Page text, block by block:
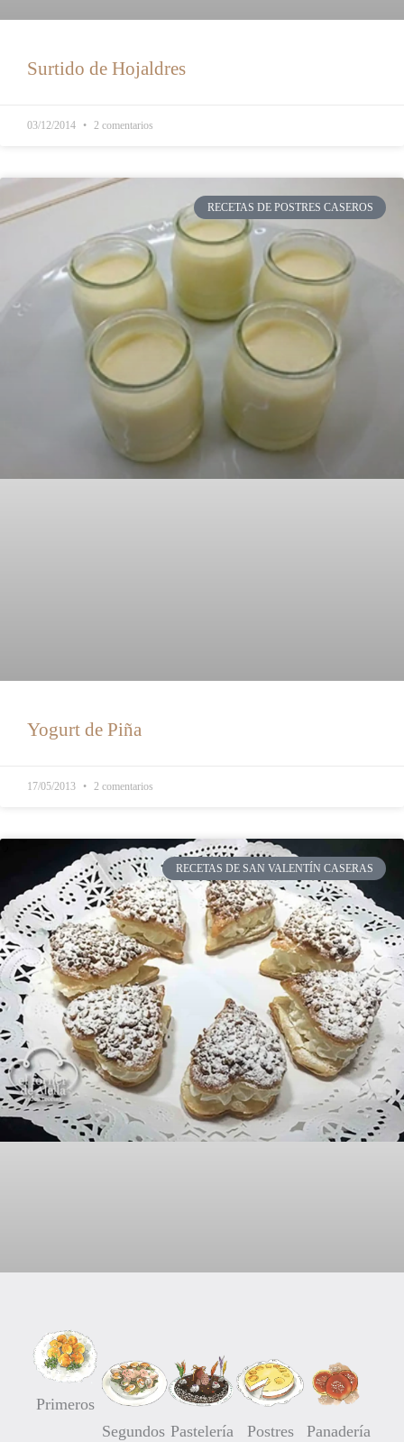
Surtido de Hojaldres
03/12/2014 2 comentarios
RECETAS DE POSTRES CASEROS
Yogurt de Piña
17/05/2013 2 comentarios
RECETAS DE SAN VALENTÍN CASERAS
Corazones de Hojaldre rellenos de Nata
Primeros
Segundos Pastelería Postres Panadería